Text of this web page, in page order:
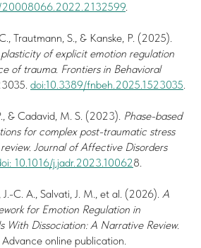
20008066.2022.2132599
Trautmann, S., & Kanske, P. (2025).
of explicit emotion regulation
of trauma. Frontiers in Behavioral
doi:10.3389/fnbeh.2025.1523035
& Cadavid, M. S. (2023). Phase-based
for complex post-traumatic stress
. Journal of Affective Disorders
10.1016/j.jadr.2023.100628.
C. A., Salvati, J. M., et al. (2026). A
for Emotion Regulation in
With Dissociation: A Narrative Review.
Advance online publication.